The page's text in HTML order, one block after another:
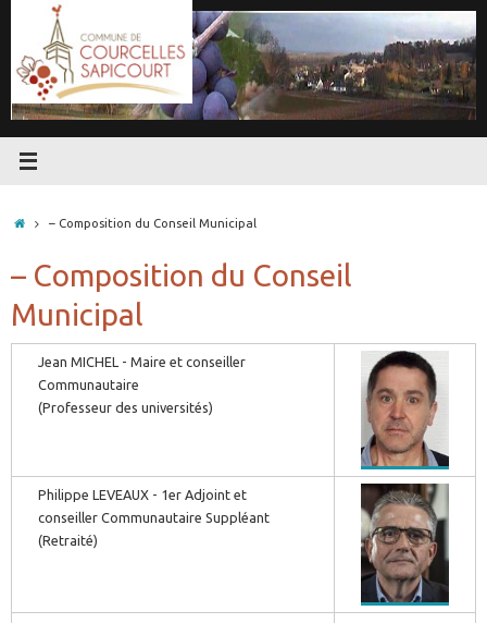
contenu
Accueil
– Composition du Conseil Municipal
– Composition du Conseil
Municipal
Jean MICHEL - Maire et conseiller
Communautaire
(Professeur des universités)
Philippe LEVEAUX - 1er Adjoint et
conseiller Communautaire Suppléant
(Retraité)